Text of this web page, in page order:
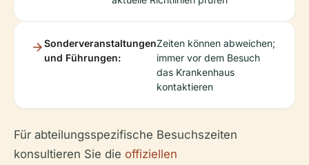
Sonderveranstaltungen
und Führungen:
Zeiten können abweichen;
immer vor dem Besuch
das Krankenhaus
kontaktieren
Für abteilungsspezifische Besuchszeiten
konsultieren Sie die offiziellen